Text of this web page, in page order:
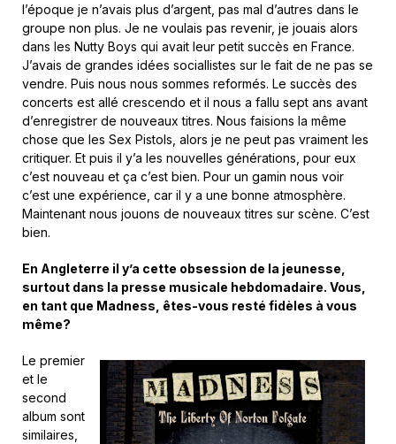
l’époque je n’avais plus d’argent, pas mal d’autres dans le
groupe non plus. Je ne voulais pas revenir, je jouais alors
dans les Nutty Boys qui avait leur petit succès en France.
J’avais de grandes idées sociallistes sur le fait de ne pas se
vendre. Puis nous nous sommes reformés. Le succès des
concerts est allé crescendo et il nous a fallu sept ans avant
d’enregistrer de nouveaux titres. Nous faisions la même
chose que les Sex Pistols, alors je ne peut pas vraiment les
critiquer. Et puis il y’a les nouvelles générations, pour eux
c’est nouveau et ça c’est bien. Pour un gamin nous voir
c’est une expérience, car il y a une bonne atmosphère.
Maintenant nous jouons de nouveaux titres sur scène. C’est
bien.
En Angleterre il y’a cette obsession de la jeunesse,
surtout dans la presse musicale hebdomadaire. Vous,
en tant que Madness, êtes-vous resté fidèles à vous
même?
Le premier
et le
second
album sont
similaires,